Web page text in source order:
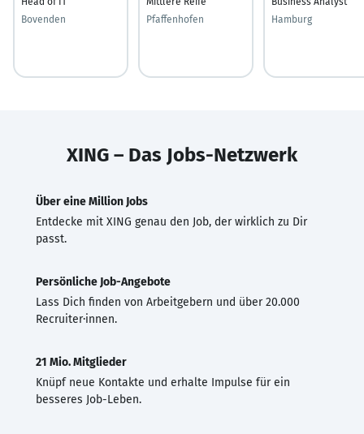
Bovenden
Pfaffenhofen
Hamburg
XING – Das Jobs-Netzwerk
Über eine Million Jobs
Entdecke mit XING genau den Job, der wirklich zu Dir
passt.
Persönliche Job-Angebote
Lass Dich finden von Arbeitgebern und über 20.000
Recruiter·innen.
21 Mio. Mitglieder
Knüpf neue Kontakte und erhalte Impulse für ein
besseres Job-Leben.